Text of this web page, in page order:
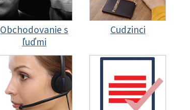
Obchodovanie s
ľuďmi
Cudzinci